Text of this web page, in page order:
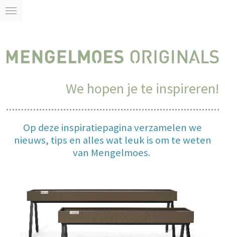
Ga
hoofdinhoud
We hopen je te inspireren!
Op deze inspiratiepagina verzamelen we
nieuws, tips en alles wat leuk is om te weten
van Mengelmoes.